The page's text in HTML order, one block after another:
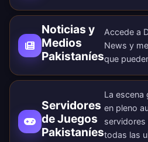
Noticias y
Medios
Pakistaníes
Accede a
News y
que
Servidores
de Juegos
Pakistaníes
La escena
en pleno
servidores
todas las